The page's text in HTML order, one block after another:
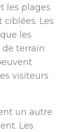
les plages
Les
les
terrain
visiteurs
un autre
Les